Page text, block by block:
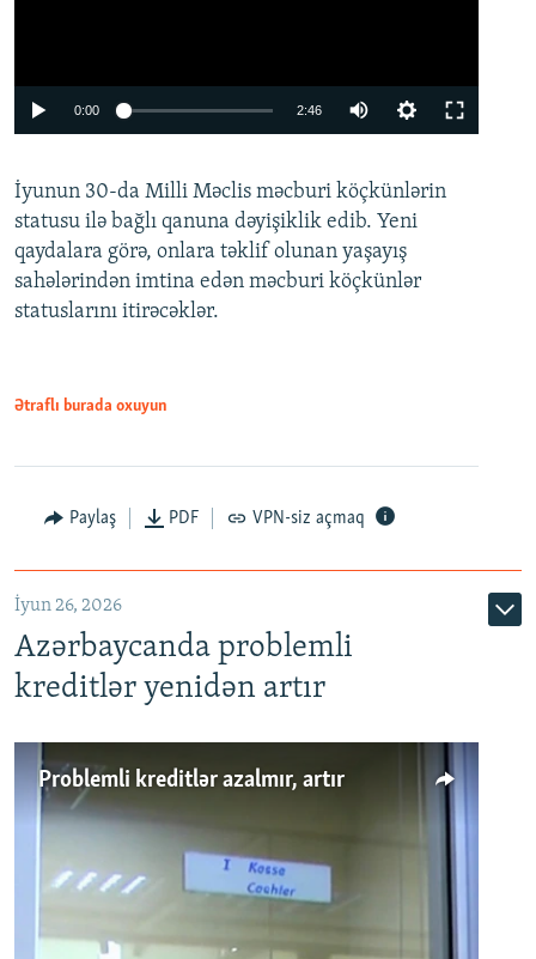
Auto 240p 360p 480p
720p 1080p
0:00 2:46
360p
480p
720p
İyunun 30-da Milli Məclis məcburi köçkünlərin
statusu ilə bağlı qanuna dəyişiklik edib. Yeni
qaydalara görə, onlara təklif olunan yaşayış
sahələrindən imtina edən məcburi köçkünlər
statuslarını itirəcəklər.
Ətraflı burada oxuyun
Paylaş PDF VPN-siz açmaq
İyun 26, 2026
Azərbaycanda problemli
kreditlər yenidən artır
Problemli kreditlər azalmır, artır